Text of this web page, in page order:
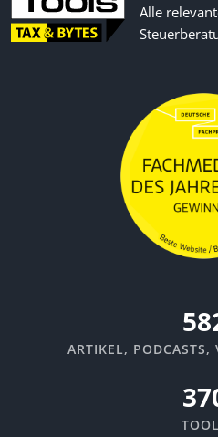
Alle
ARTIKEL, PODCASTS,